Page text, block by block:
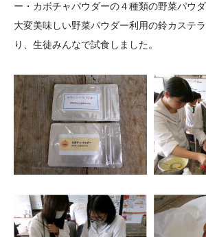
次世代理系人材育成プ
ログラム助成
ー・カボチャパウダーの４種類の野菜パウ
大変美味しい野菜パウダー利用の鈴カステ
り、生徒みんなで試食しました。